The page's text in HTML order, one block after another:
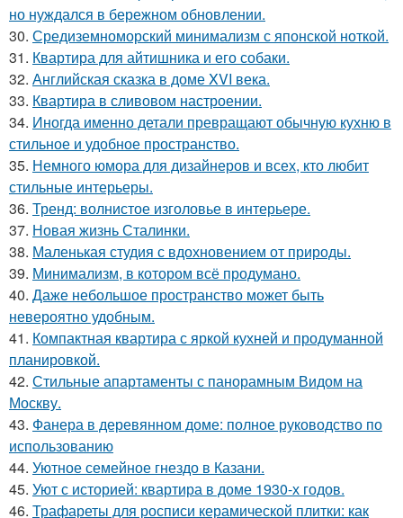
но нуждался в бережном обновлении.
30. Средиземноморский минимализм с японской ноткой.
31. Квартира для айтишника и его собаки.
32. Английская сказка в доме XVI века.
33. Квартира в сливовом настроении.
34. Иногда именно детали превращают обычную кухню в
стильное и удобное пространство.
35. Немного юмора для дизайнеров и всех, кто любит
стильные интерьеры.
36. Тренд: волнистое изголовье в интерьере.
37. Новая жизнь Сталинки.
38. Маленькая студия с вдохновением от природы.
39. Минимализм, в котором всё продумано.
40. Даже небольшое пространство может быть
невероятно удобным.
41. Компактная квартира с яркой кухней и продуманной
планировкой.
42. Стильные апартаменты с панорамным Видом на
Москву.
43. Фанера в деревянном доме: полное руководство по
использованию
44. Уютное семейное гнездо в Казани.
45. Уют с историей: квартира в доме 1930-х годов.
46. Трафареты для росписи керамической плитки: как